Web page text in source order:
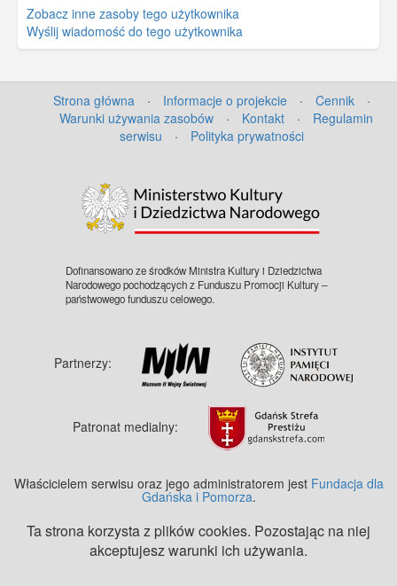
dostępny w zbiorach Muzeum II Wojny
Światowej w Gdańsku, sygnatura:
MIIWS/RZ/9520/31
Zobacz inne zasoby tego użytkownika
Wyślij wiadomość do tego użytkownika
Strona główna · Informacje o projekcie · Cennik
·
Warunki używania zasobów
· Kontakt ·
Regulamin
serwisu
· Polityka prywatności
Dofinansowano ze środków Ministra Kultury i Dziedzictwa
Narodowego pochodzących z Funduszu Promocji Kultury –
państwowego funduszu celowego.
Partnerzy:
Patronat medialny:
Właścicielem serwisu oraz jego administratorem jest Fundacja dla
Gdańska i Pomorza.
Ta strona korzysta z plików cookies. Pozostając na niej
akceptujesz warunki ich używania.